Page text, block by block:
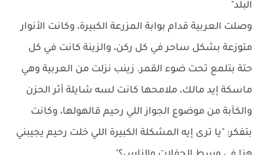
البلد"
وصلت العربية قدام بوابة المزرعة الكبيرة، وكانت الأنوار
متوزعة بشكل ساحر في كل ركن، والزينة كانت في كل
حتة بتلمع تحت ضوء القمر. زينب نزلت من العربية وهي
ماسكة إيد مالك، ملامحها كانت لسه شايلة أثر الحزن
والكآبة من موضوع الجواز اللي رحيم قالهولها، وكانت
بتفكر: "يا ترى إيه المشكلة الكبيرة اللي خلت رحيم يجيبني